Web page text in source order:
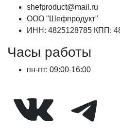
shefproduct@mail.ru
ООО "Шефпродукт"
ИНН: 4825128785 КПП:
Часы работы
пн-пт: 09:00-16:00
ВКонтакте